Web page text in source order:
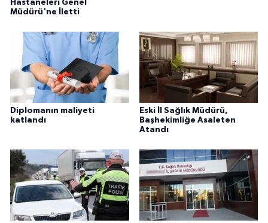
Hastaneleri Genel
Müdürü'ne İletti
Diplomanın maliyeti
katlandı
Eski İl Sağlık Müdürü,
Başhekimliğe Asaleten
Atandı